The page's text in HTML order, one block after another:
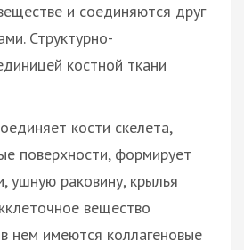
и соединяются друг
Структурно-
костной ткани
кости скелета,
поверхности, формирует
ушную раковину, крылья
вещество
нем имеются коллагеновые